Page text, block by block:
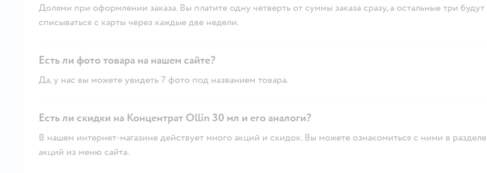
Долями при оформлении заказа. Вы платите одну четверть от суммы заказа сразу, а остальные три будут
списываться с карты через каждые две недели.
Есть ли фото товара на нашем сайте?
Да, у нас вы можете увидеть 7 фото под названием товара.
Есть ли скидки на Концентрат Ollin 30 мл и его аналоги?
В нашем интернет-магазине действует много акций и скидок. Вы можете ознакомиться с ними в разделе
акций из меню сайта.